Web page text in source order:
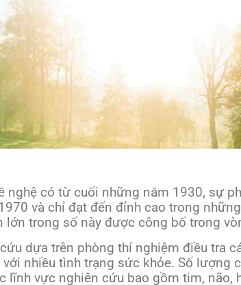
nghệ có từ cuối những năm 1930, sự
và chỉ đạt đến đỉnh cao trong
lớn trong số này được công bố trong
dựa trên phòng thí nghiệm điều tra
nhiều tình trạng sức khỏe. Số lượng
lĩnh vực nghiên cứu bao gồm tim, não,